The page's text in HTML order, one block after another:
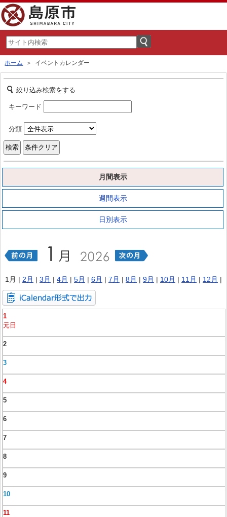
ホーム ＞ イベントカレンダー
絞り込み検索をする
キーワード
分類
月間表示
週間表示
日別表示
1月 | 2月 | 3月 | 4月 | 5月 | 6月 | 7月 | 8月 | 9月 | 10月 | 11月 | 12月 |
1
元日
2
3
4
5
6
7
8
9
10
11